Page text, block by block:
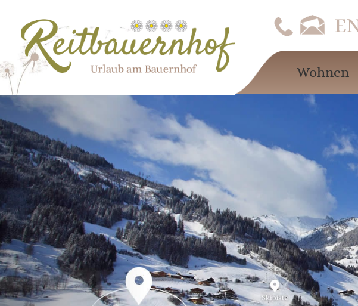
Wohnen